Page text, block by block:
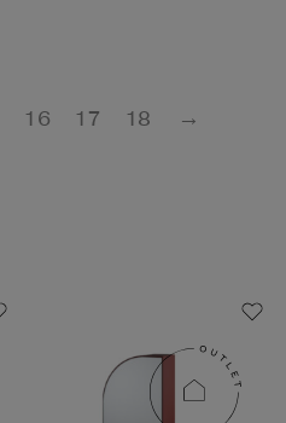
16 17 18 →